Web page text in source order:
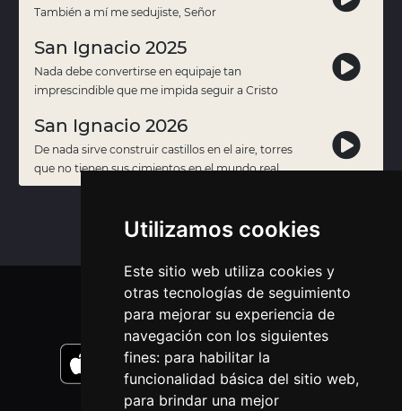
Utilizamos cookies
Este sitio web utiliza cookies y
otras tecnologías de seguimiento
para mejorar su experiencia de
navegación con los siguientes
fines: para habilitar la
funcionalidad básica del sitio web,
para brindar una mejor
También a mí me sedujiste, Señor
San Ignacio 2025
Nada debe convertirse en equipaje tan
imprescindible que me impida seguir a Cristo
San Ignacio 2026
De nada sirve construir castillos en el aire, torres
que no tienen sus cimientos en el mundo real
APLICACIONES MÓVIL